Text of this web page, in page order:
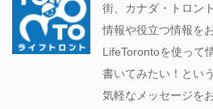
街、カナダ・トロン
情報や役立つ情報を
LifeTorontoを使って
書いてみたい！とい
気軽なメッセージを